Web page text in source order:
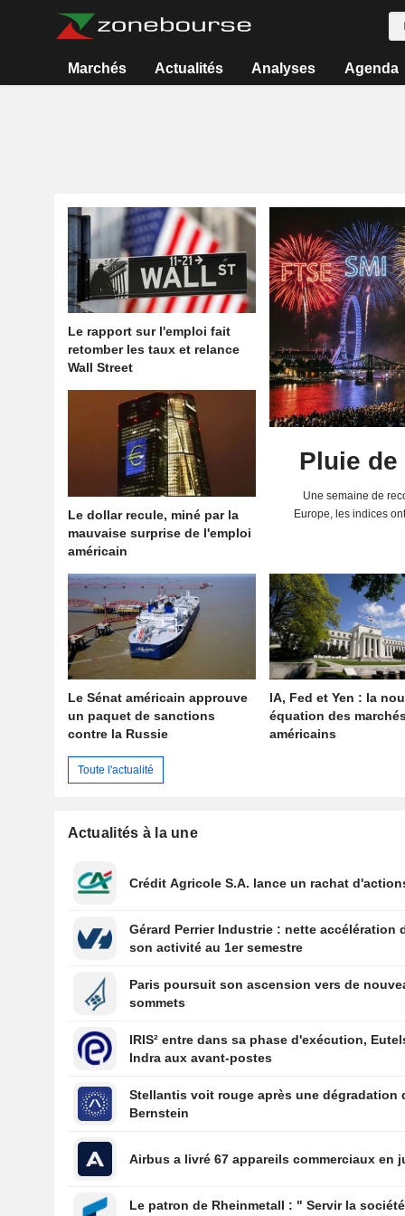
Marchés Actualités Analyses Agenda
Le rapport sur l'emploi fait
retomber les taux et relance
Wall Street
Le dollar recule, miné par la
mauvaise surprise de l'emploi
américain
Pluie
Une semaine de
Europe, les indices
Le Sénat américain approuve
un paquet de sanctions
contre la Russie
IA, Fed et Yen : la
équation des
américains
Toute l'actualité
Actualités à la une
Crédit Agricole S.A. lance un rachat
Gérard Perrier Industrie : nette accélération
son activité au 1er semestre
Paris poursuit son ascension vers de
sommets
IRIS² entre dans sa phase d'exécution,
Indra aux avant-postes
Stellantis voit rouge après une dégradation
Bernstein
Airbus a livré 67 appareils commerciaux en
Le patron de Rheinmetall : " Servir la